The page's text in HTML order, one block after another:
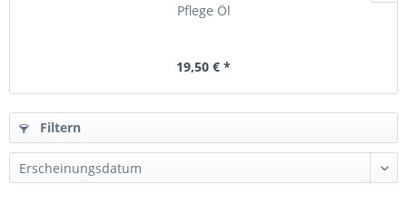
Pflege Öl
19,50 € *
Filtern